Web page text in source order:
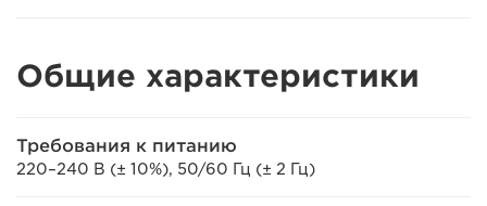
Общие характеристики
Требования к питанию
220–240 В (± 10%), 50/60 Гц (± 2 Гц)